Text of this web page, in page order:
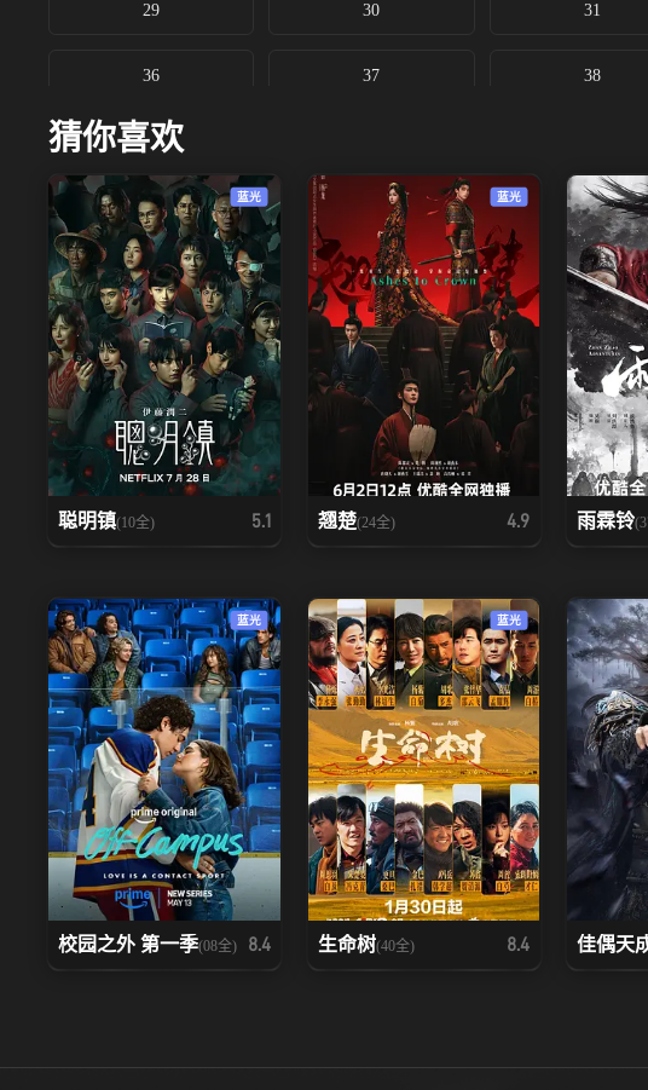
29 30 31
36 37 38
猜你喜欢
蓝光
聪明镇(10全) 5.1
蓝光
翘楚(24全) 4.9 雨霖铃
蓝光
校园之外 第一季(08全) 8.4
蓝光
生命树(40全) 8.4 佳偶天